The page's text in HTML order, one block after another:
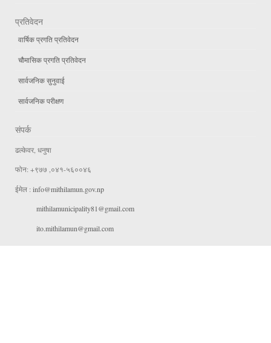
प्रतिवेदन
वार्षिक प्रगति प्रतिवेदन
चौमासिक प्रगति प्रतिवेदन
सार्वजनिक सुनुवाई
सार्वजनिक परीक्षण
संपर्क
ढल्केवर, धनुषा
फोन: +९७७ ,०४१-५६००४६
ईमेल : info@mithilamun.gov.np
mithilamunicipality81@gmail.com
ito.mithilamun@gmail.com